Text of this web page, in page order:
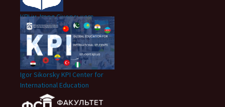
КПІ ім. Ігоря Сікорського
Igor Sikorsky KPI Center for
International Education